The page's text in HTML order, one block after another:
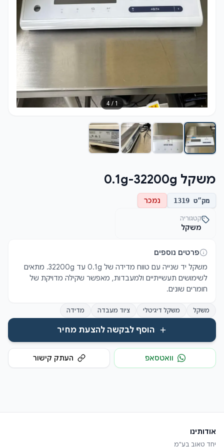
1
/
4
משקל 0.1g-32200g
מק״ט 1319 נמכר
קטגוריה
משקל
פרטים נוספים
חומרים שונים.
משקל משקל דיגיטלי ציוד מעבדה מדידה
הוסף לבקשה להצעת מחיר
וואטסאפ העתק קישור
אודותינו